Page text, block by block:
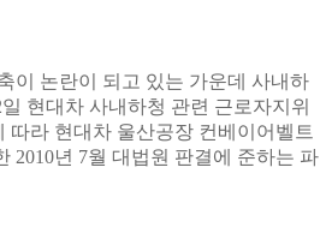
이 논란이 되고 있는 가운데 사내하
현대차 사내하청 관련 근로자지위
따라 현대차 울산공장 컨베이어벨트
2010년 7월 대법원 판결에 준하는 파